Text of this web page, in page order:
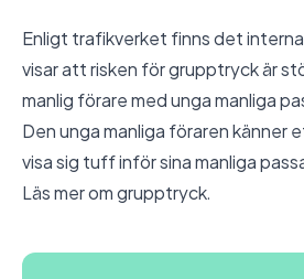
Enligt trafikverket finns det
visar att risken för grupptryck är
manlig förare med unga manliga
Den unga manliga föraren känner
visa sig tuff inför sina manliga
Läs mer omgrupptryck.